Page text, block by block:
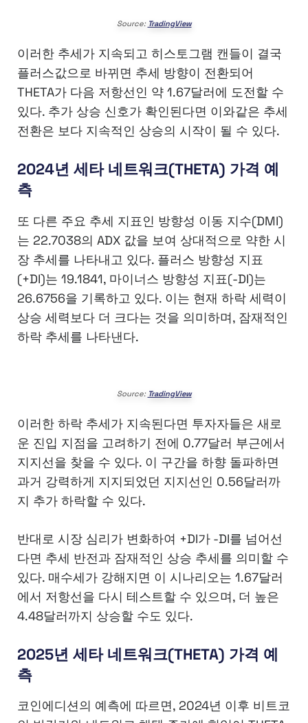
Source: TradingView
이러한 추세가 지속되고 히스토그램 캔들이 결국
플러스값으로 바뀌면 추세 방향이 전환되어
THETA가 다음 저항선인 약 1.67달러에 도전할 수
있다. 추가 상승 신호가 확인된다면 이와같은 추세
전환은 보다 지속적인 상승의 시작이 될 수 있다.
2024년 세타 네트워크(THETA) 가격 예
측
또 다른 주요 추세 지표인 방향성 이동 지수(DMI)
는 22.7038의 ADX 값을 보여 상대적으로 약한 시
장 추세를 나타내고 있다. 플러스 방향성 지표
(+DI)는 19.1841, 마이너스 방향성 지표(-DI)는
26.6756을 기록하고 있다. 이는 현재 하락 세력이
상승 세력보다 더 크다는 것을 의미하며, 잠재적인
하락 추세를 나타낸다.
Source: TradingView
이러한 하락 추세가 지속된다면 투자자들은 새로
운 진입 지점을 고려하기 전에 0.77달러 부근에서
지지선을 찾을 수 있다. 이 구간을 하향 돌파하면
과거 강력하게 지지되었던 지지선인 0.56달러까
지 추가 하락할 수 있다.
반대로 시장 심리가 변화하여 +DI가 -DI를 넘어선
다면 추세 반전과 잠재적인 상승 추세를 의미할 수
있다. 매수세가 강해지면 이 시나리오는 1.67달러
에서 저항선을 다시 테스트할 수 있으며, 더 높은
4.48달러까지 상승할 수도 있다.
2025년 세타 네트워크(THETA) 가격 예
측
코인에디션의 예측에 따르면, 2024년 이후 비트코